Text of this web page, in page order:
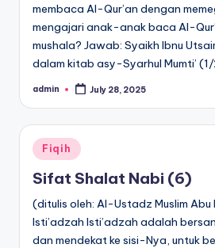
membaca Al-Qur’an dengan
mengajari anak-anak baca Al-
mushala? Jawab: Syaikh Ibnu
dalam kitab asy-Syarhul Mumti’
Posted
admin July 28, 2025
Posted
in
Fiqih
Sifat Shalat Nabi (6)
(ditulis oleh: Al-Ustadz Muslim
Isti’adzah Isti’adzah adalah
dan mendekat ke sisi-Nya, untuk